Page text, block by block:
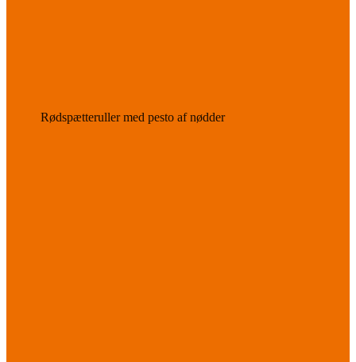
Rødspætteruller med pesto af nødder